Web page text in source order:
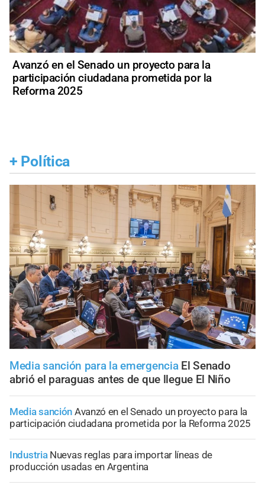
Avanzó en el Senado un proyecto para la
participación ciudadana prometida por la
Reforma 2025
+ Política
Media sanción para la emergencia El Senado
abrió el paraguas antes de que llegue El Niño
Media sanción Avanzó en el Senado un proyecto para la
participación ciudadana prometida por la Reforma 2025
Industria Nuevas reglas para importar líneas de
producción usadas en Argentina